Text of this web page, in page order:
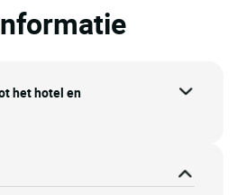
het hotel en